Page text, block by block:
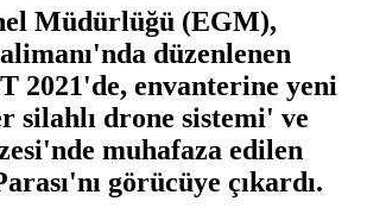
Müdürlüğü (EGM),
düzenlenen
2021'de, envanterine yeni
silahlı drone sistemi' ve
muhafaza edilen
görücüye çıkardı.